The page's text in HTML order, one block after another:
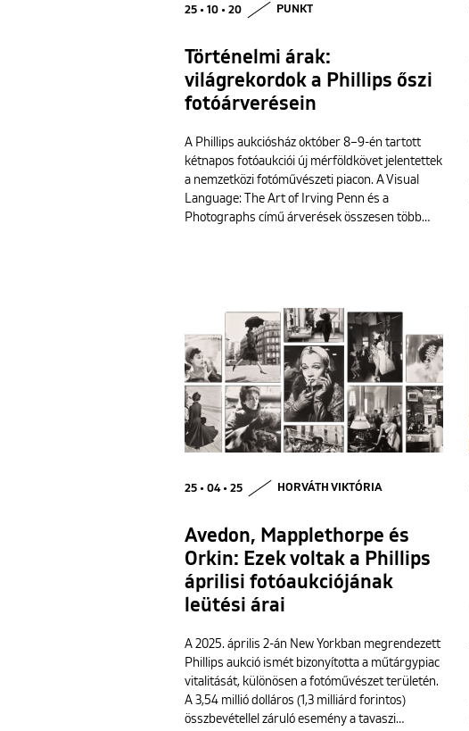
25 • 10 • 20 PUNKT
Történelmi árak:
világrekordok a Phillips őszi
fotóárverésein
A Phillips aukciósház október 8–9-én tartott
kétnapos fotóaukciói új mérföldkövet jelentettek
a nemzetközi fotóművészeti piacon. A Visual
Language: The Art of Irving Penn és a
Photographs című árverések összesen több…
25 • 04 • 25 HORVÁTH VIKTÓRIA
Avedon, Mapplethorpe és
Orkin: Ezek voltak a Phillips
áprilisi fotóaukciójának
leütési árai
A 2025. április 2-án New Yorkban megrendezett
Phillips aukció ismét bizonyította a műtárgypiac
vitalitását, különösen a fotóművészet területén.
A 3,54 millió dolláros (1,3 milliárd forintos)
összbevétellel záruló esemény a tavaszi…